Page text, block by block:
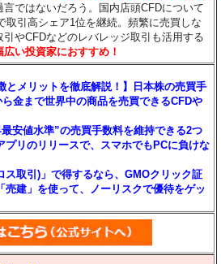
言ではないだろう。国内店頭CFDについて
取引高シェア1位を継続。頻繁に売買しな
やCFDなどのレバレッジ取引も活用する
い投資家におすすめ！
メリットを徹底解説！】日本株の売買手
金まで世界中の商品を売買できるCFDや
安値水準”の売買手数料を維持できる2つ
プリのリリースで、スマホでもPCに負けな
取引)」で得するなら、GMOクリック証
売建」を使って、ノーリスクで優待をゲッ